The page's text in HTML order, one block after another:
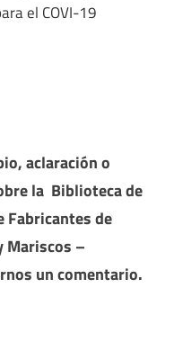
el COVI-19
aclaración o
la Biblioteca de
Fabricantes de
Mariscos –
un comentario.